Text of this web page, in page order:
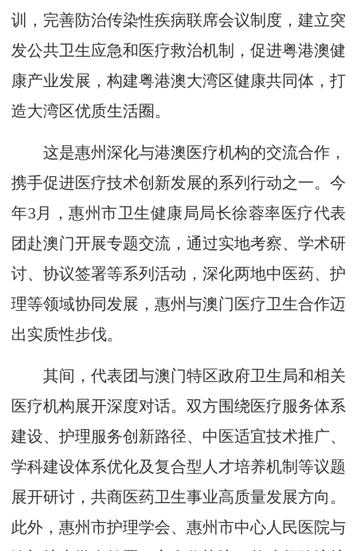
训，完善防治传染性疾病联席会议制度，建立突
发公共卫生应急和医疗救治机制，促进粤港澳健
康产业发展，构建粤港澳大湾区健康共同体，打
造大湾区优质生活圈。
这是惠州深化与港澳医疗机构的交流合作，
携手促进医疗技术创新发展的系列行动之一。今
年3月，惠州市卫生健康局局长徐蓉率医疗代表
团赴澳门开展专题交流，通过实地考察、学术研
讨、协议签署等系列活动，深化两地中医药、护
理等领域协同发展，惠州与澳门医疗卫生合作迈
出实质性步伐。
其间，代表团与澳门特区政府卫生局和相关
医疗机构展开深度对话。双方围绕医疗服务体系
建设、护理服务创新路径、中医适宜技术推广、
学科建设体系优化及复合型人才培养机制等议题
展开研讨，共商医药卫生事业高质量发展方向。
此外，惠州市护理学会、惠州市中心人民医院与